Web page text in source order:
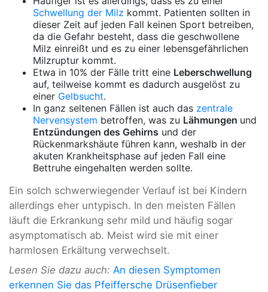
Schwellung der Milz kommt. Patienten sollten in
dieser Zeit auf jeden Fall keinen Sport betreiben,
da die Gefahr besteht, dass die geschwollene
Milz einreißt und es zu einer lebensgefährlichen
Milzruptur kommt.
Etwa in 10% der Fälle tritt eine Leberschwellung
auf, teilweise kommt es dadurch ausgelöst zu
einer Gelbsucht.
In ganz seltenen Fällen ist auch das zentrale
Nervensystem betroffen, was zu Lähmungen und
Entzündungen des Gehirns und der
Rückenmarkshäute führen kann, weshalb in der
akuten Krankheitsphase auf jeden Fall eine
Bettruhe eingehalten werden sollte.
Ein solch schwerwiegender Verlauf ist bei Kindern
allerdings eher untypisch. In den meisten Fällen
läuft die Erkrankung sehr mild und häufig sogar
asymptomatisch ab. Meist wird sie mit einer
harmlosen Erkältung verwechselt.
Lesen Sie dazu auch: An diesen Symptomen
erkennen Sie das Pfeiffersche Drüsenfieber